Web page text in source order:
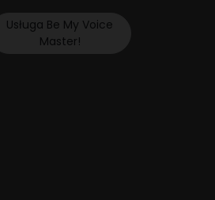
Usługa Be My Voice
Master!